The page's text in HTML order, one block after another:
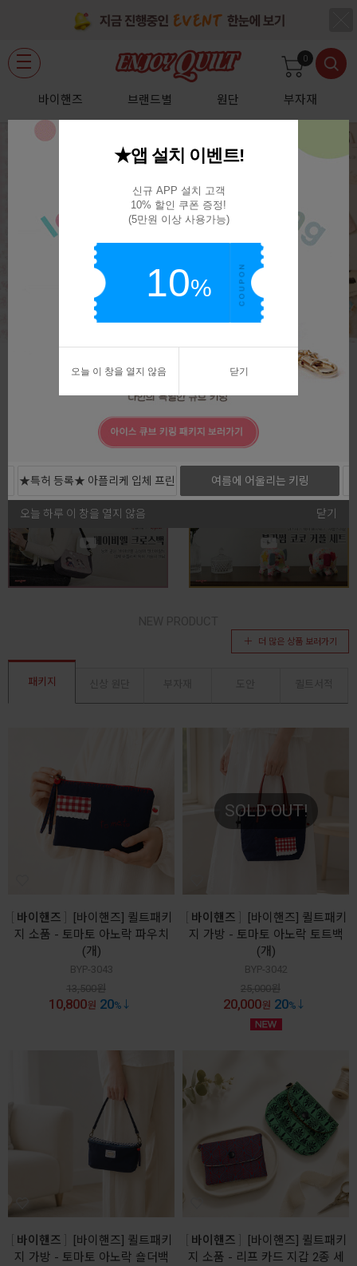
바이핸즈 브랜드별 원단 부자재
0
★특허 등록★ 아플리케 입체 프린
트 커트지
여름에 어울리는 키링
오늘 하루 이 창을 열지 않음 닫기
전체보기
더 많은 상품 보러가기
패키지
바이핸즈
[바이핸즈] 퀼트패키
지 소품 - 토마토 아노락 파우치
(개)
BYP-3043
13,500원
10,800원 20%
SOLD OUT!
바이핸즈
[바이핸즈] 퀼트패키
지 가방 - 토마토 아노락 토트백
(개)
BYP-3042
25,000원
20,000원 20%
바이핸즈
[바이핸즈] 퀼트패키
지 가방 - 토마토 아노락 숄더백
바이핸즈
[바이핸즈] 퀼트패키
지 소품 - 리프 카드 지갑 2종 세
★앱 설치 이벤트!
신규 APP 설치 고객
10% 할인 쿠폰 증정!
(5만원 이상 사용가능)
10%
오늘 이 창을 열지 않음 닫기